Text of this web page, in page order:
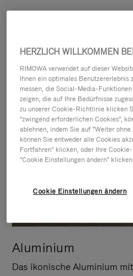
Aluminium
Das ikonische Aluminium
HERZLICH WILLKOMMEN
RIMOWA verwendet auf dieser
Ihnen ein optimales Benutzererlebnis
messen, die Social-Media-
zeigen, die auf Ihre Bedürfnisse
zu unserer Cookie-Richtlinie klicken
"zwingend erforderlichen Cookies",
ablehnen, indem Sie auf "Weiter
können Sie entweder alle Cookies
Fortfahren" klicken, oder Ihre
"Cookie Einstellungen ändern" klicken.
Cookie Einstellungen ändern